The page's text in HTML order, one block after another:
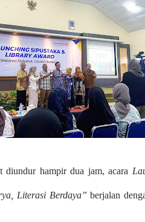
diundur hampir dua jam, acara
Literasi Berdaya” berjalan